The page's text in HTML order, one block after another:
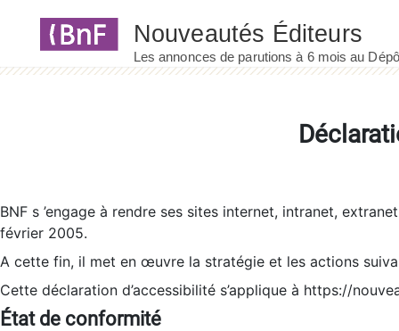
BNF s ’engage à rendre ses sites internet, intranet,
février 2005.
A cette fin, il met en œuvre la stratégie et les actions
Cette déclaration d’accessibilité s’applique à https://
État de conformité